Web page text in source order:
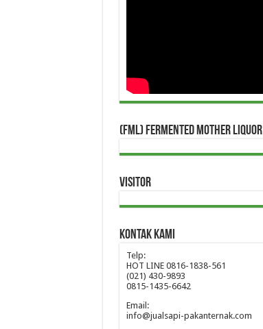
(FML) Fermented Mother Liquor
Visitor
Kontak Kami
Telp:
HOT LINE 0816-1838-561
(021) 430-9893
0815-1435-6642
Email:
info@jualsapi-pakanternak.com